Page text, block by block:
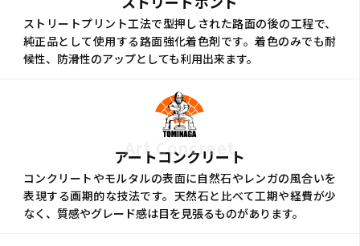
ストリートプリント工法で型押しされた路面の後の工程で、
純正品として使用する路面強化着色剤です。着色のみでも耐
候性、防滑性のアップとしても利用出来ます。
Art Concreet
アートコンクリート
コンクリートやモルタルの表面に自然石やレンガの風合いを
表現する画期的な技法です。天然石と比べて工期や経費が少
なく、質感やグレード感は目を見張るものがあります。